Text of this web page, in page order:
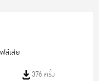
ล์เสีย
376 ครั้ง